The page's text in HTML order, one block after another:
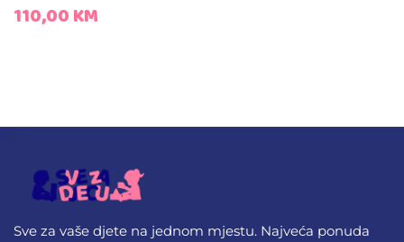
110,00KM
Sve za vaše djete na jednom mjestu. Najveća ponuda